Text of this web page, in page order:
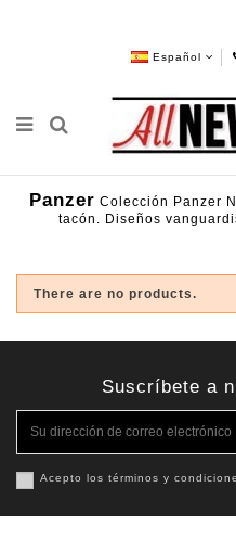
Español
Panzer Colección Panzer
tacón. Diseños
There are no products.
Suscríbete a
Acepto los términos y